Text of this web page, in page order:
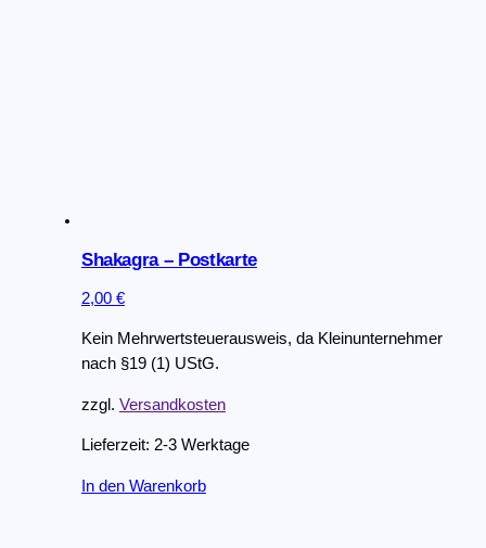
Shakagra – Postkarte
2,00 €
Kein Mehrwertsteuerausweis, da Kleinunternehmer
nach §19 (1) UStG.
zzgl. Versandkosten
Lieferzeit: 2-3 Werktage
In den Warenkorb